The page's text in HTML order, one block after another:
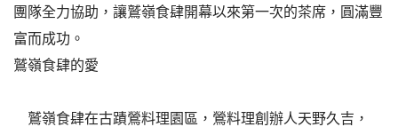
團隊全力協助，讓鷲嶺食肆開幕以來第一次的茶席，圓滿豐
富而成功。
鷲嶺食肆的愛
鷲嶺食肆在古蹟鶯料理園區，鶯料理創辦人天野久吉，